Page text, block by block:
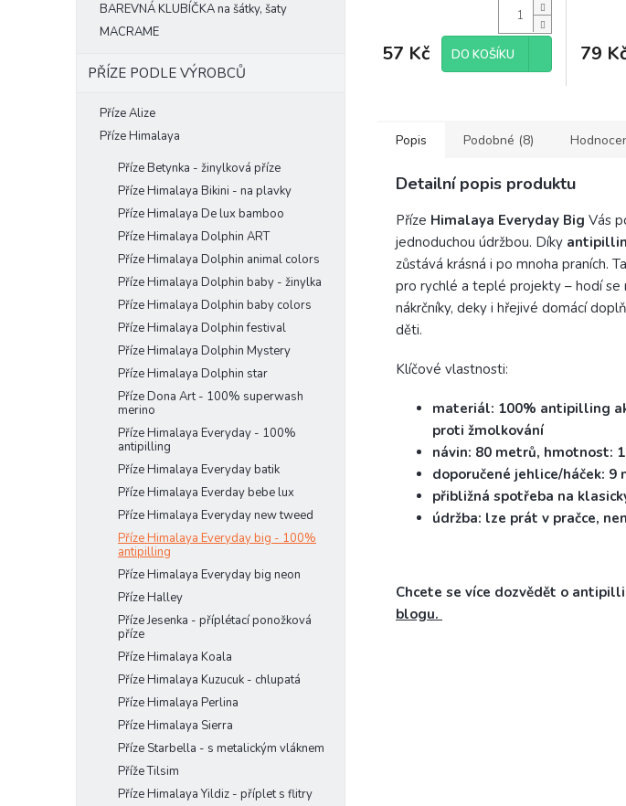
BAREVNÁ KLUBÍČKA na šátky, šaty
MACRAME
PŘÍZE PODLE VÝROBCŮ
Příze Alize
Příze Himalaya
Příze Betynka - žinylková příze
Příze Himalaya Bikini - na plavky
Příze Himalaya De lux bamboo
Příze Himalaya Dolphin ART
Příze Himalaya Dolphin animal colors
Příze Himalaya Dolphin baby - žinylka
Příze Himalaya Dolphin baby colors
Příze Himalaya Dolphin festival
Příze Himalaya Dolphin Mystery
Příze Himalaya Dolphin star
Příze Dona Art - 100% superwash
merino
Příze Himalaya Everyday - 100%
antipilling
Příze Himalaya Everyday batik
Příze Himalaya Everday bebe lux
Příze Himalaya Everyday new tweed
Příze Himalaya Everyday big - 100%
antipilling
Příze Himalaya Everyday big neon
Příze Halley
Příze Jesenka - příplétací ponožková
příze
Příze Himalaya Koala
Příze Himalaya Kuzucuk - chlupatá
Příze Himalaya Perlina
Příze Himalaya Sierra
Příze Starbella - s metalickým vláknem
Příže Tilsim
Příze Himalaya Yildiz - příplet s flitry
57 Kč DO KOŠÍKU 79
Popis Podobné (8)
Detailní popis produktu
Příze Himalaya Everyday Big Vás
jednoduchou údržbou. Díky
zůstává krásná i po mnoha praních.
pro rychlé a teplé projekty – hodí se
nákrčníky, deky i hřejivé domácí
děti.
Klíčové vlastnosti:
materiál: 100% antipilling
proti žmolkování
návin: 80 metrů, hmotnost:
doporučené jehlice/háček: 9
přibližná spotřeba na
údržba: lze prát v pračce,
Chcete se více dozvědět o
blogu.